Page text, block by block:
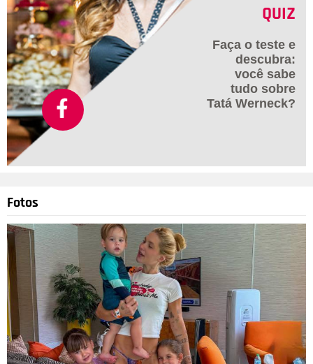
QUIZ
Faça o teste e
descubra:
você sabe
tudo sobre
Tatá Werneck?
Fotos